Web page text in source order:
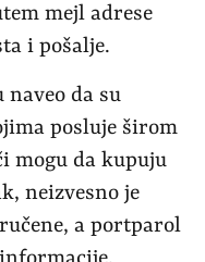
mejl adrese
i pošalje.
naveo da su
posluje širom
mogu da kupuju
neizvesno je
a portparol